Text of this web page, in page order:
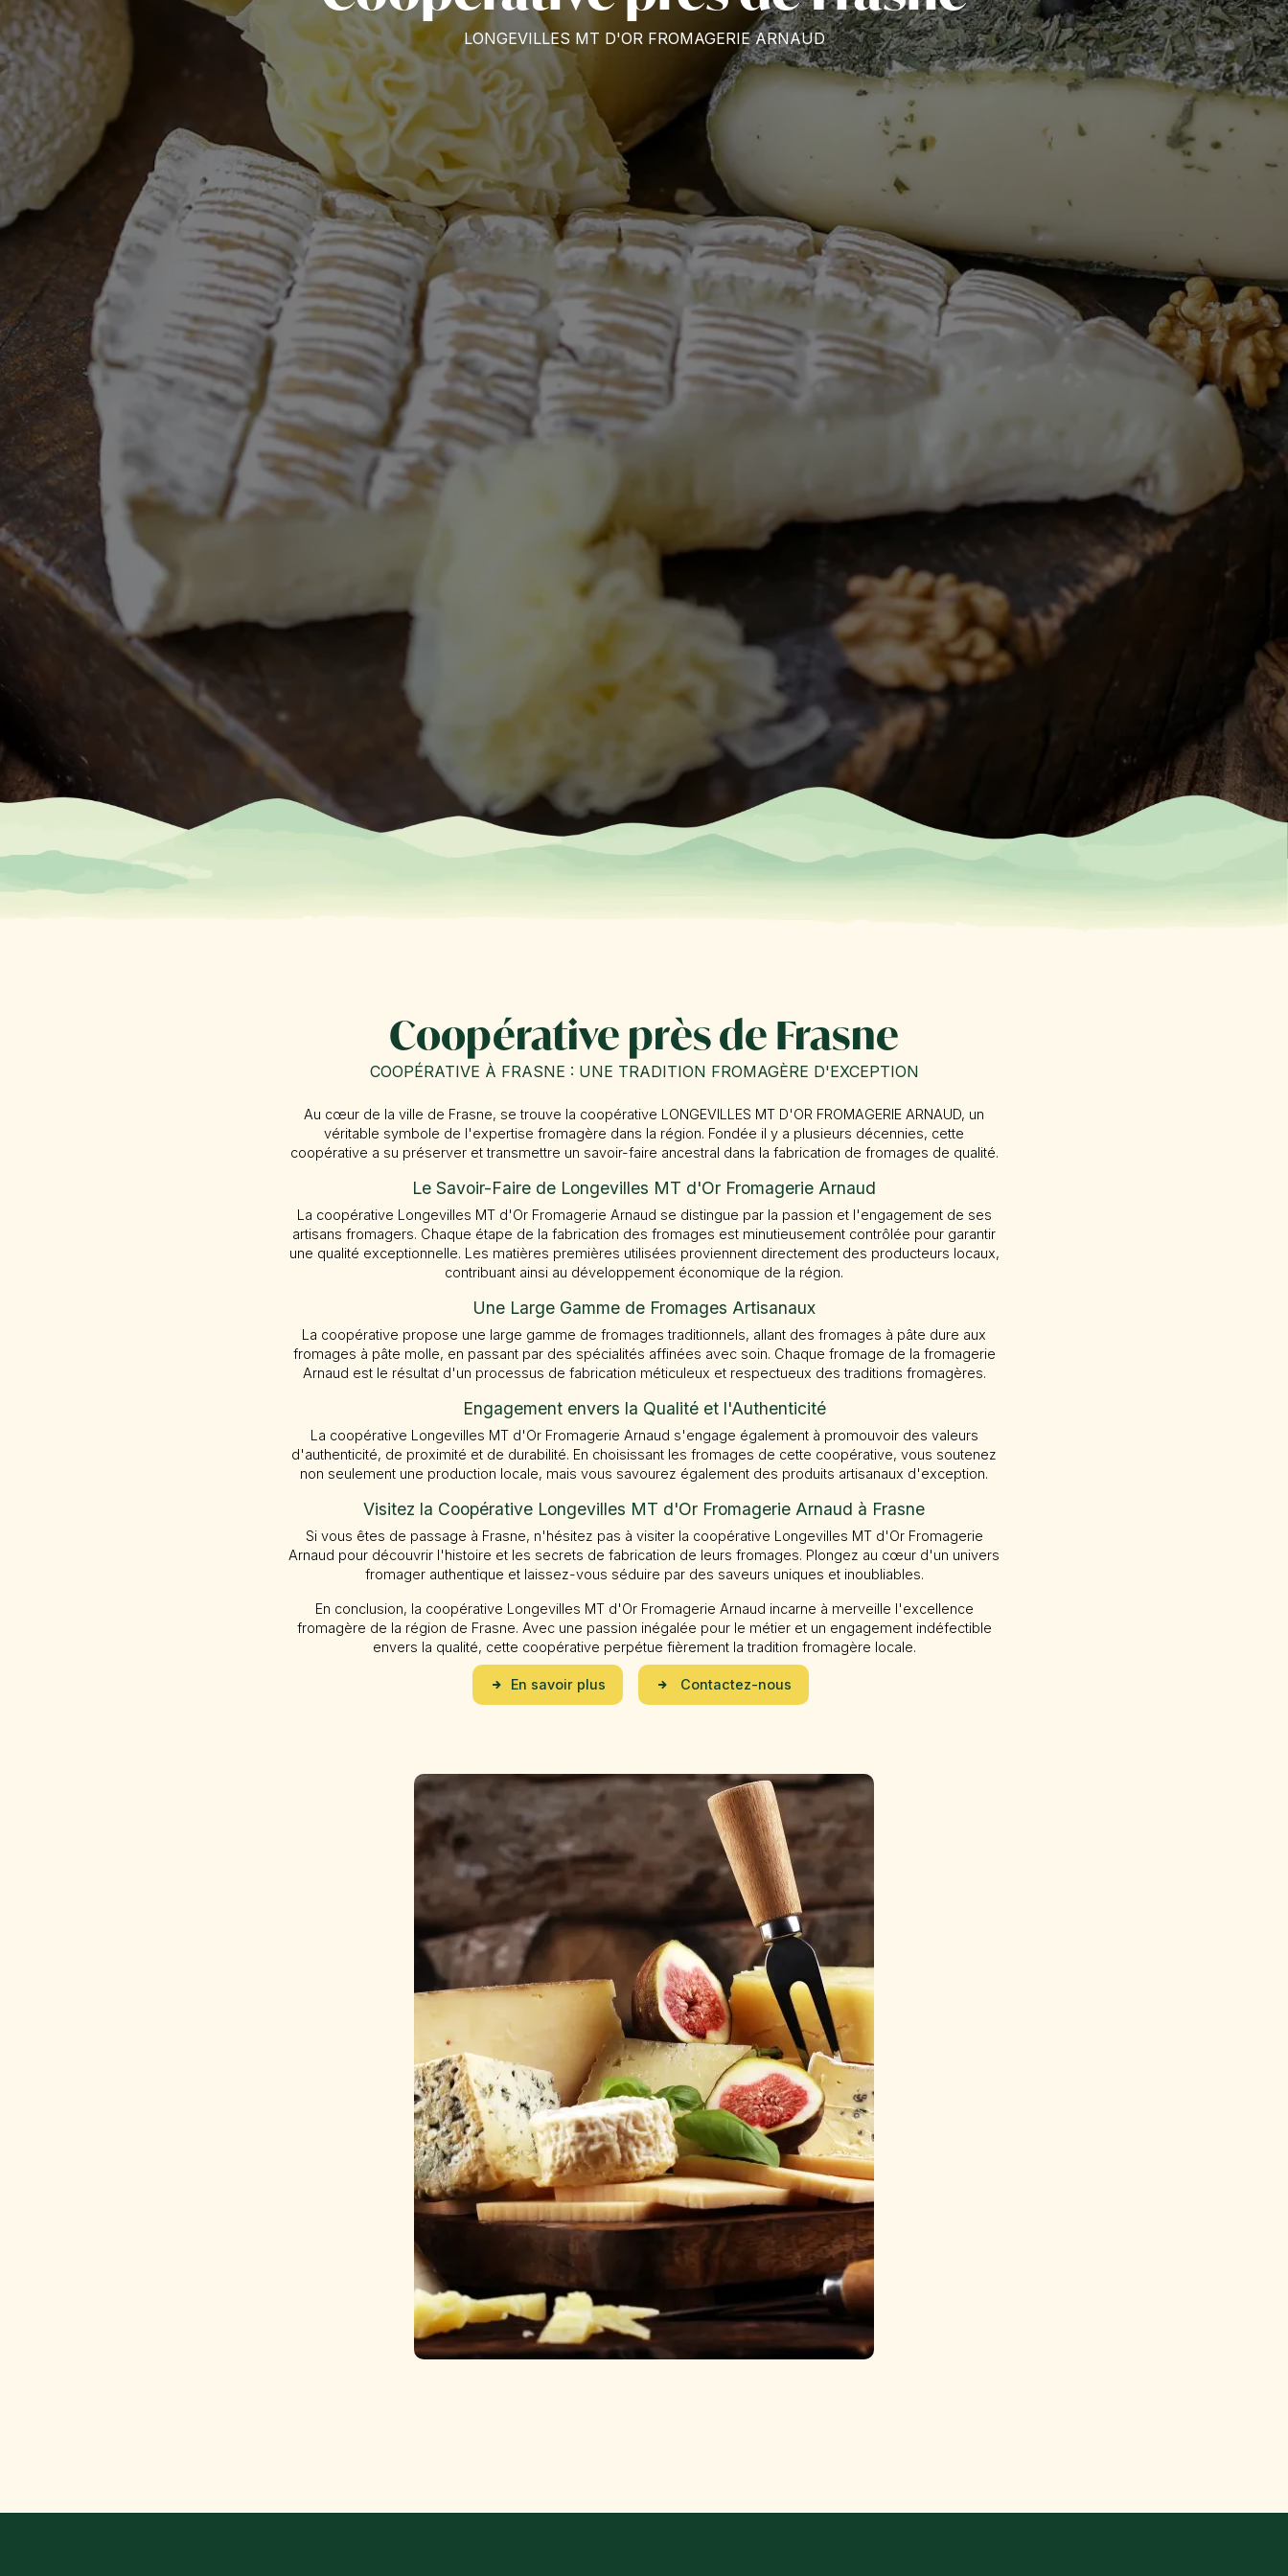
LONGEVILLES MT D'OR FROMAGERIE ARNAUD
Coopérative près de Frasne
COOPÉRATIVE À FRASNE : UNE TRADITION FROMAGÈRE D'EXCEPTION
Au cœur de la ville de Frasne, se trouve la coopérative LONGEVILLES MT D'OR FROMAGERIE ARNAUD, un
véritable symbole de l'expertise fromagère dans la région. Fondée il y a plusieurs décennies, cette
coopérative a su préserver et transmettre un savoir-faire ancestral dans la fabrication de fromages de qualité.
Le Savoir-Faire de Longevilles MT d'Or Fromagerie Arnaud
La coopérative Longevilles MT d'Or Fromagerie Arnaud se distingue par la passion et l'engagement de ses
artisans fromagers. Chaque étape de la fabrication des fromages est minutieusement contrôlée pour garantir
une qualité exceptionnelle. Les matières premières utilisées proviennent directement des producteurs locaux,
contribuant ainsi au développement économique de la région.
Une Large Gamme de Fromages Artisanaux
La coopérative propose une large gamme de fromages traditionnels, allant des fromages à pâte dure aux
fromages à pâte molle, en passant par des spécialités affinées avec soin. Chaque fromage de la fromagerie
Arnaud est le résultat d'un processus de fabrication méticuleux et respectueux des traditions fromagères.
Engagement envers la Qualité et l'Authenticité
La coopérative Longevilles MT d'Or Fromagerie Arnaud s'engage également à promouvoir des valeurs
d'authenticité, de proximité et de durabilité. En choisissant les fromages de cette coopérative, vous soutenez
non seulement une production locale, mais vous savourez également des produits artisanaux d'exception.
Visitez la Coopérative Longevilles MT d'Or Fromagerie Arnaud à Frasne
Si vous êtes de passage à Frasne, n'hésitez pas à visiter la coopérative Longevilles MT d'Or Fromagerie
Arnaud pour découvrir l'histoire et les secrets de fabrication de leurs fromages. Plongez au cœur d'un univers
fromager authentique et laissez-vous séduire par des saveurs uniques et inoubliables.
En conclusion, la coopérative Longevilles MT d'Or Fromagerie Arnaud incarne à merveille l'excellence
fromagère de la région de Frasne. Avec une passion inégalée pour le métier et un engagement indéfectible
envers la qualité, cette coopérative perpétue fièrement la tradition fromagère locale.
En savoir plus Contactez-nous